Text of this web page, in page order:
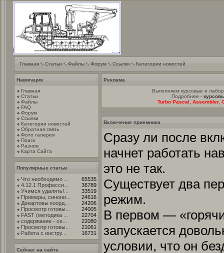
Главная Статьи Файлы Форум Ссылки Категории новостей
Навигация
Главная
Статьи
Файлы
FAQ
Форум
Ссылки
Категории новостей
Обратная связь
Фото галерея
Поиск
Разное
Карта Сайта
Популярные статьи
Что необходимо ...
65535
4.12.1 Професси...
36789
Учимся удалять!...
33519
Примеры, синони...
24616
Декартовы коорд...
24206
Просмотр готовы...
24005
FAST (методика ...
22704
содержание - се...
22080
Просмотр готовы...
21061
Работа с инстру...
16731
Сейчас на сайте
Реклама
Выполняем курсовые и
Подробнее -
Turbo Pascal, Assembler,
Включение приемника
Сразу ли после
начнет работать
это не так.
Существует два
режим.
В первом —
запускается
условии, что он